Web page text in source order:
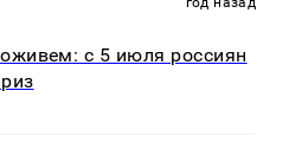
с 5 июля россиян